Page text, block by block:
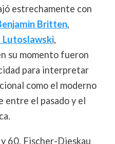
estrechamente con
Britten,
,
su momento fueron
para interpretar
como el moderno
entre el pasado y el
60, Fischer-Dieskau